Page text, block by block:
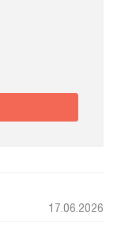
17.06.2026